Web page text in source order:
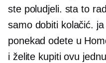
ste poludjeli. sta to
samo dobiti kolačić.
ponekad odete u
i želite kupiti ovu